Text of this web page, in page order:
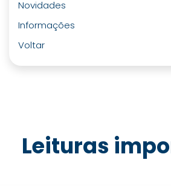
Novidades
Informações
Voltar
Leituras